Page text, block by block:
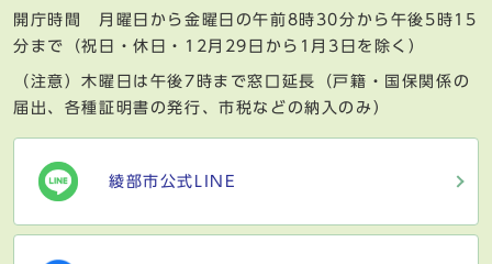
開庁時間 月曜日から金曜日の午前8時30分から午後5時15
分まで（祝日・休日・12月29日から1月3日を除く）
（注意）木曜日は午後7時まで窓口延長（戸籍・国保関係の
届出、各種証明書の発行、市税などの納入のみ）
綾部市公式LINE